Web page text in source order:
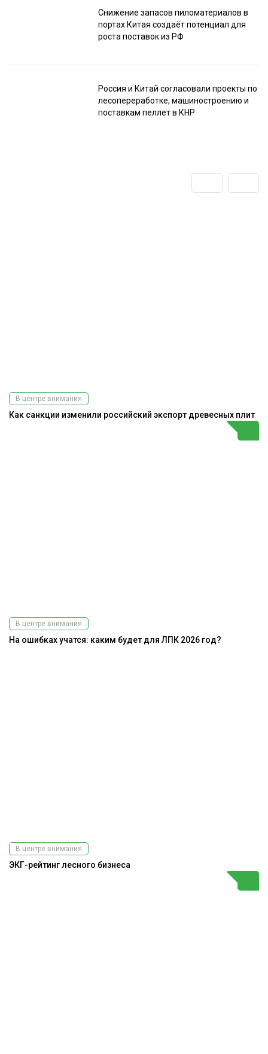
Снижение запасов пиломатериалов в
портах Китая создаёт потенциал для
роста поставок из РФ
Россия и Китай согласовали проекты по
лесопереработке, машиностроению и
поставкам пеллет в КНР
В центре внимания
Как санкции изменили российский экспорт древесных плит
В центре внимания
На ошибках учатся: каким будет для ЛПК 2026 год?
В центре внимания
ЭКГ-рейтинг лесного бизнеса